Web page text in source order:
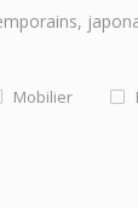
Mobilier